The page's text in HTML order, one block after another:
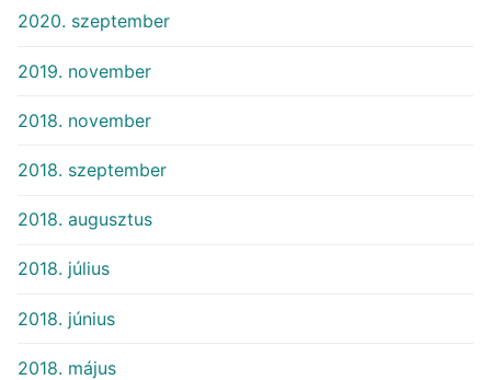
2020. szeptember
2019. november
2018. november
2018. szeptember
2018. augusztus
2018. július
2018. június
2018. május